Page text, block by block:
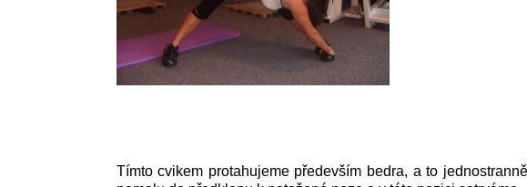
Tímto cvikem protahujeme především bedra, a to